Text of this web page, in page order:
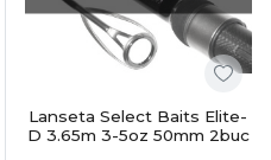
Lanseta Select Baits Elite-
D 3.65m 3-5oz 50mm 2buc